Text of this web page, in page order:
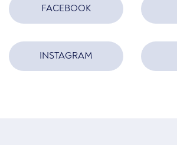
FACEBOOK
INSTAGRAM